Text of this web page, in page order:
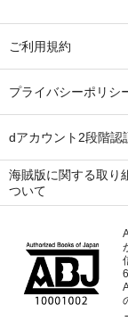
ご利用規約
プライバシーポリシ
dアカウント2段階認
海賊版に関する取り
ついて